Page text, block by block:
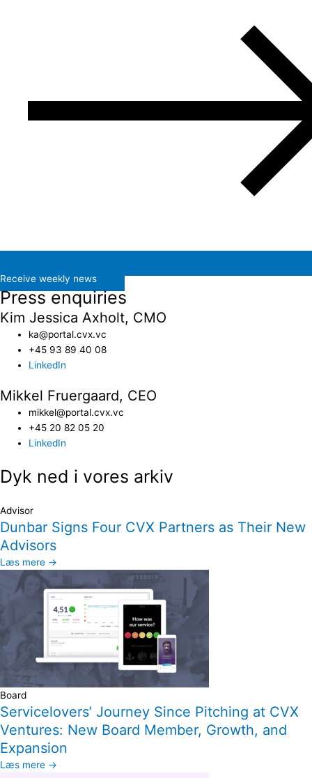
Receive weekly news
Press enquiries
Kim Jessica Axholt, CMO
ka@portal.cvx.vc​
+45 93 89 40 08
LinkedIn
Mikkel Fruergaard, CEO
mikkel@portal.cvx.vc
+45 20 82 05 20
LinkedIn
Dyk ned i vores arkiv
Advisor
Dunbar Signs Four CVX Partners as Their New
Advisors
Læs mere →
Board
Servicelovers’ Journey Since Pitching at CVX
Ventures: New Board Member, Growth, and
Expansion
Læs mere →